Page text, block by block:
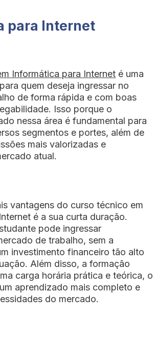
para Internet
Informática para Internet é uma
quem deseja ingressar no
de forma rápida e com boas
Isso porque o
nessa área é fundamental para
segmentos e portes, além de
mais valorizadas e
atual.
vantagens do curso técnico em
é a sua curta duração.
pode ingressar
de trabalho, sem a
investimento financeiro tão alto
Além disso, a formação
carga horária prática e teórica, o
aprendizado mais completo e
do mercado.